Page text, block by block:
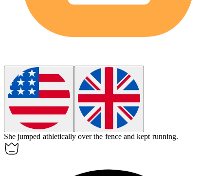
She jumped athletically over the fence and kept running.